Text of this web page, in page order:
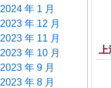
2024 年 1 月
2023 年 12 月
2023 年 11 月
2023 年 10 月
2023 年 9 月
2023 年 8 月